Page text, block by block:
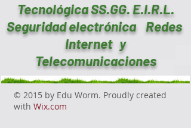
Tecnológica SS.GG. E.I.R.L.
Seguridad electrónica Redes
Internet y
Telecomunicaciones
© 2015 by Edu Worm. Proudly created
with Wix.com